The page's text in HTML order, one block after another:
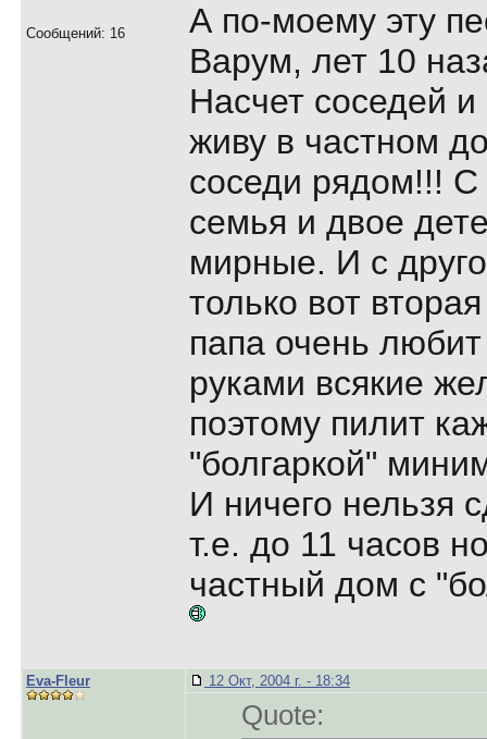
Сообщений: 16
А по-моему эту
Варум, лет 10
Насчет соседей
живу в частном
соседи рядом!!!
семья и двое
мирные. И с
только вот
папа очень
руками всякие
поэтому пилит
"болгаркой"
И ничего нельзя
т.е. до 11 часов
частный дом с
Eva-Fleur 12 Окт, 2004 г. - 18:34
Quote: